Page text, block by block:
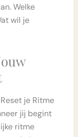
Welke
wil je
je Ritme
jij begint
ritme